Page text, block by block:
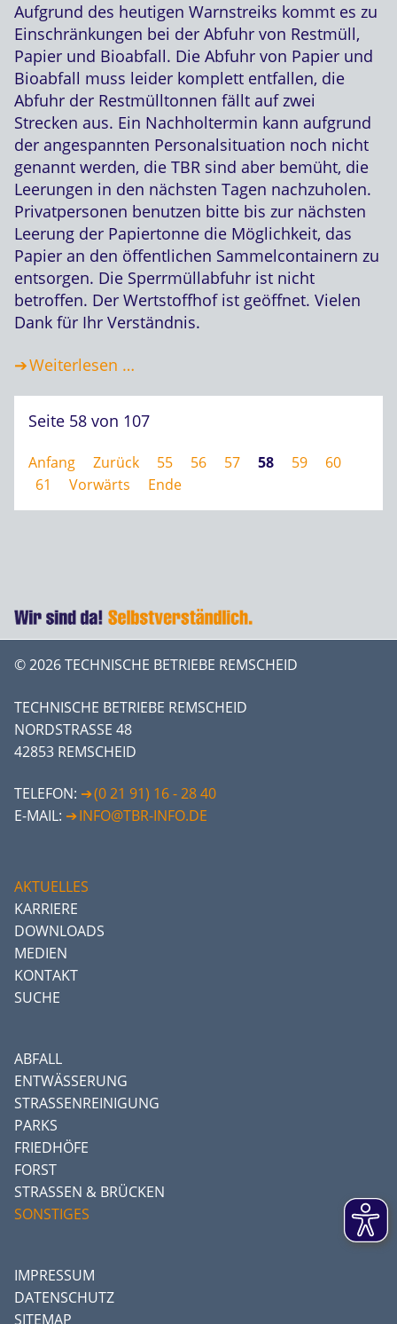
Aufgrund des heutigen Warnstreiks kommt es zu
Einschränkungen bei der Abfuhr von Restmüll,
Papier und Bioabfall. Die Abfuhr von Papier und
Bioabfall muss leider komplett entfallen, die
Abfuhr der Restmülltonnen fällt auf zwei
Strecken aus. Ein Nachholtermin kann aufgrund
der angespannten Personalsituation noch nicht
genannt werden, die TBR sind aber bemüht, die
Leerungen in den nächsten Tagen nachzuholen.
Privatpersonen benutzen bitte bis zur nächsten
Leerung der Papiertonne die Möglichkeit, das
Papier an den öffentlichen Sammelcontainern zu
entsorgen. Die Sperrmüllabfuhr ist nicht
betroffen. Der Wertstoffhof ist geöffnet. Vielen
Dank für Ihr Verständnis.
Weiterlesen …
Seite 58 von 107
Anfang Zurück 55 56 57 58 59
60
61
Vorwärts Ende
© 2026 TECHNISCHE BETRIEBE REMSCHEID
TECHNISCHE BETRIEBE REMSCHEID
NORDSTRASSE 48
42853 REMSCHEID
TELEFON:
(0 21 91) 16 - 28 40
E-MAIL:
INFO@TBR-INFO.DE
AKTUELLES
KARRIERE
DOWNLOADS
MEDIEN
KONTAKT
SUCHE
ABFALL
ENTWÄSSERUNG
STRASSENREINIGUNG
PARKS
FRIEDHÖFE
FORST
STRASSEN & BRÜCKEN
SONSTIGES
IMPRESSUM
DATENSCHUTZ
SITEMAP